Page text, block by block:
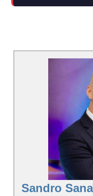
Sandro Sana